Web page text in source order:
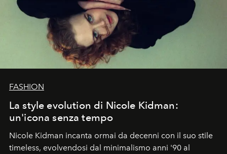
FASHION
La style evolution di Nicole Kidman:
un'icona senza tempo
Nicole Kidman incanta ormai da decenni con il suo stile
timeless, evolvendosi dal minimalismo anni '90 al